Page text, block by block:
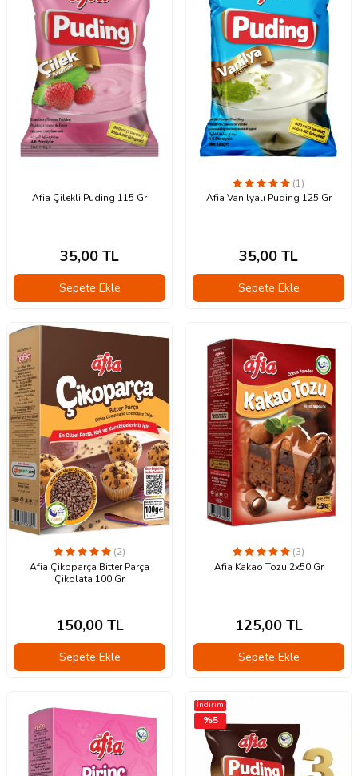
Afia Çilekli Puding 115 Gr
35,00 TL
Sepete Ekle
(1)
Afia Vanilyalı Puding 125 Gr
35,00 TL
Sepete Ekle
(2)
Afia Çikoparça Bitter Parça
Çikolata 100 Gr
150,00TL
Sepete Ekle
(3)
Afia Kakao Tozu 2x50 Gr
125,00TL
Sepete Ekle
İndirim
%5